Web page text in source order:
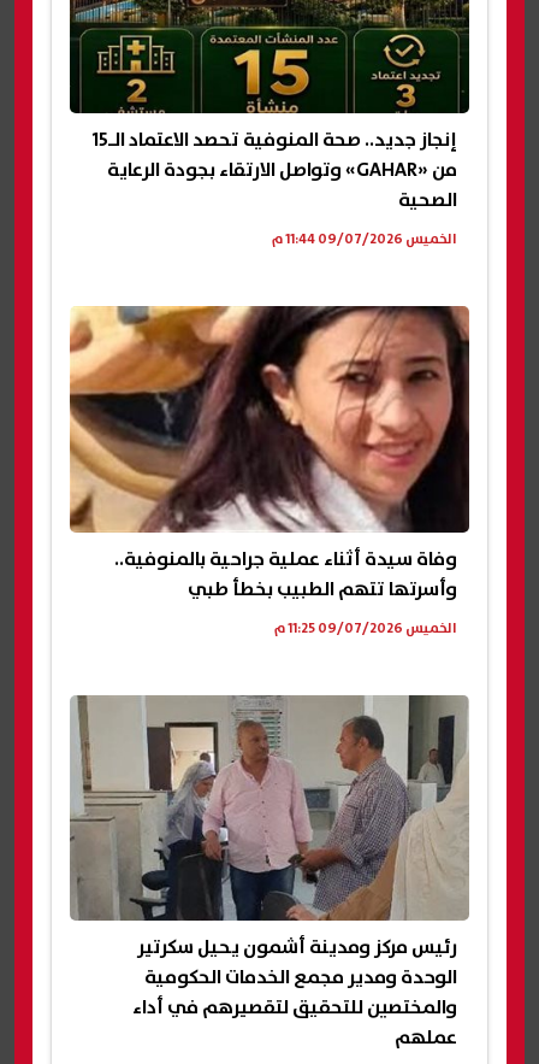
إنجاز جديد.. صحة المنوفية تحصد الاعتماد الـ15
من «GAHAR» وتواصل الارتقاء بجودة الرعاية
الصحية
الخميس 09/07/2026 11:44 م
وفاة سيدة أثناء عملية جراحية بالمنوفية..
وأسرتها تتهم الطبيب بخطأ طبي
الخميس 09/07/2026 11:25 م
رئيس مركز ومدينة أشمون يحيل سكرتير
الوحدة ومدير مجمع الخدمات الحكومية
والمختصين للتحقيق لتقصيرهم في أداء
عملهم